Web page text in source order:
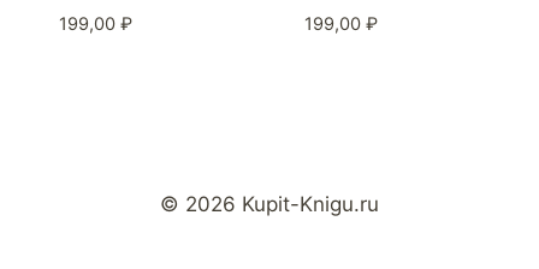
199,00 ₽ 199,00 ₽
© 2026 Kupit-Knigu.ru